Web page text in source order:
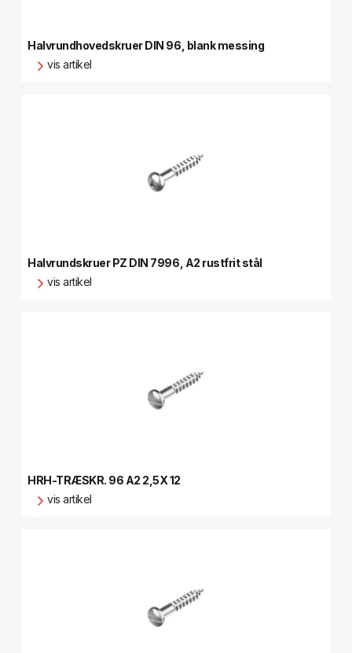
Halvrundhovedskruer DIN 96, blank messing
vis artikel
Halvrundskruer PZ DIN 7996, A2 rustfrit stål
vis artikel
HRH-TRÆSKR. 96 A2 2,5X 12
vis artikel